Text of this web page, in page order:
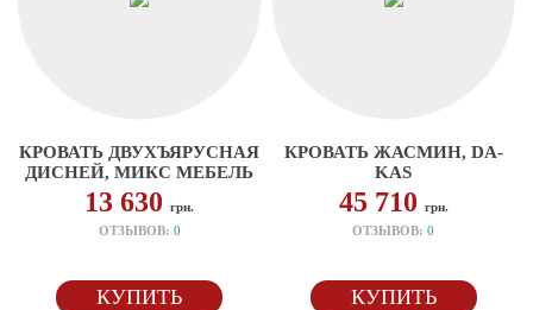
КРОВАТЬ ДВУХЪЯРУСНАЯ
ДИСНЕЙ, МИКС МЕБЕЛЬ
13 630грн.
ОТЗЫВОВ: 0
КУПИТЬ
КРОВАТЬ ЖАСМИН, DA-
KAS
45 710 грн.
ОТЗЫВОВ:0
КУПИТЬ